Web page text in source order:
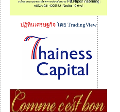
ปฏิทินเศรษฐกิจโดย TradingView